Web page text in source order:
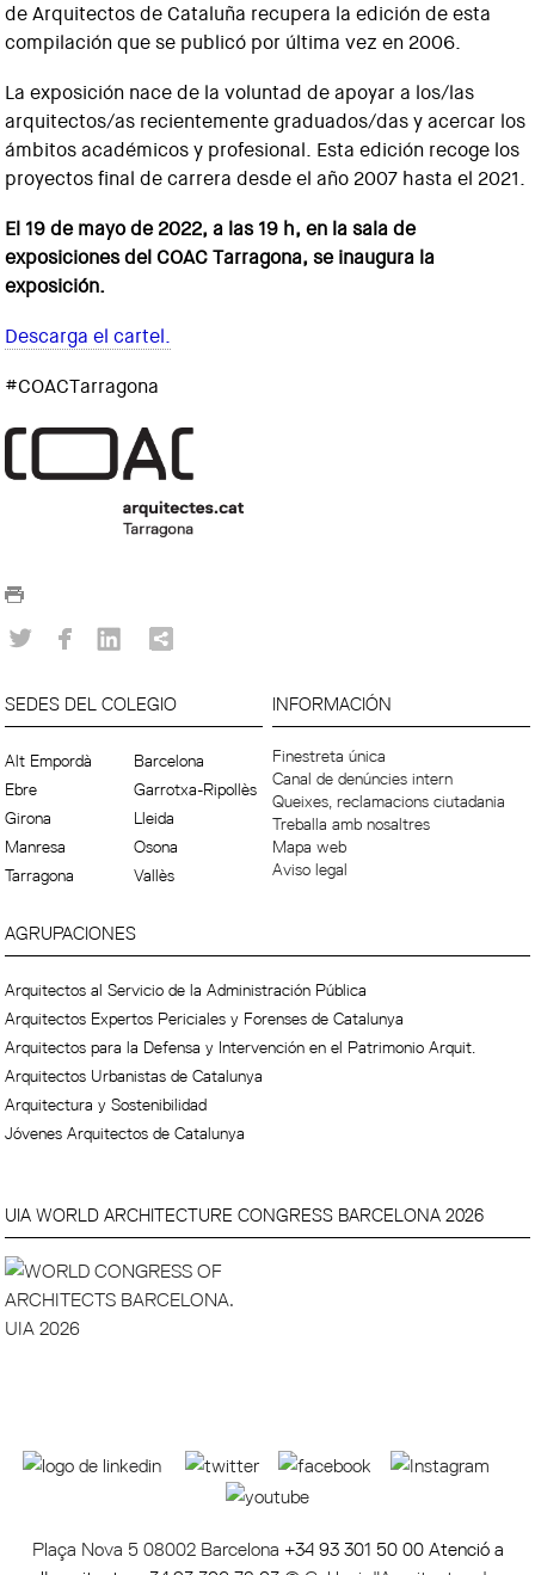
de Arquitectos de Cataluña recupera la edición de esta
compilación que se publicó por última vez en 2006.
La exposición nace de la voluntad de apoyar a los/las
arquitectos/as recientemente graduados/das y acercar los
ámbitos académicos y profesional. Esta edición recoge los
proyectos final de carrera desde el año 2007 hasta el 2021.
El 19 de mayo de 2022, a las 19 h, en la sala de
exposiciones del COAC Tarragona, se inaugura la
exposición.
Descarga el cartel.
#COACTarragona
SEDES DEL COLEGIO
Alt Empordà
Barcelona
Ebre
Garrotxa-Ripollès
Girona
Lleida
Manresa
Osona
Tarragona
Vallès
INFORMACIÓN
Finestreta única
Canal de denúncies intern
Queixes, reclamacions ciutadania
Treballa amb nosaltres
Mapa web
Aviso legal
AGRUPACIONES
Arquitectos al Servicio de la Administración Pública
Arquitectos Expertos Periciales y Forenses de Catalunya
Arquitectos para la Defensa y Intervención en el Patrimonio Arquit.
Arquitectos Urbanistas de Catalunya
Arquitectura y Sostenibilidad
Jóvenes Arquitectos de Catalunya
UIA WORLD ARCHITECTURE CONGRESS BARCELONA 2026
Plaça Nova 5 08002 Barcelona +34 93 301 50 00 Atenció a